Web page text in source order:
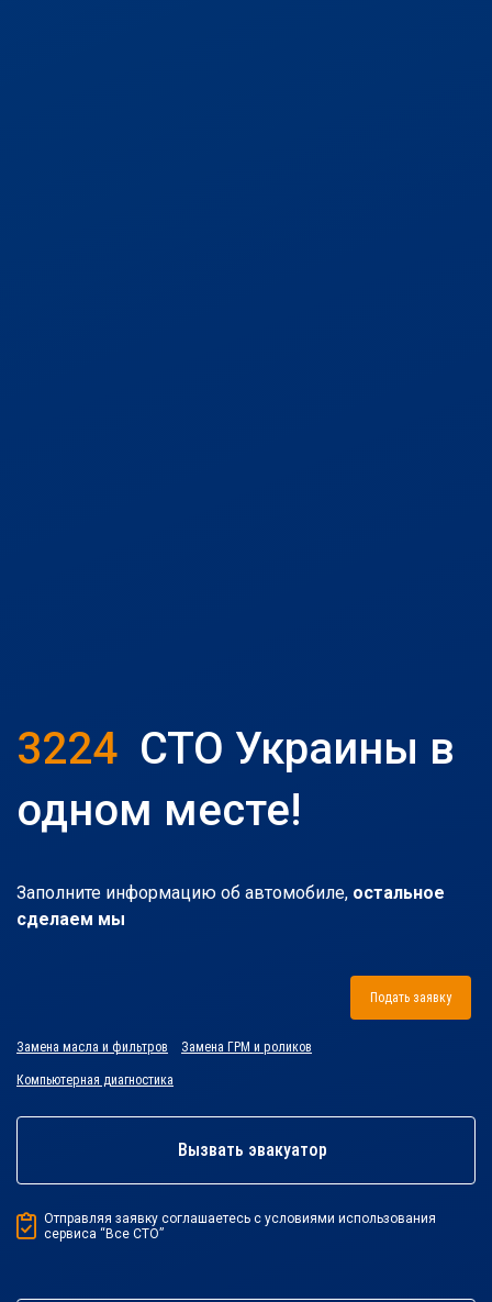
3224 СТО Украины в
одном месте!
Заполните информацию об автомобиле, остальное
сделаем мы
Подать заявку
Замена масла и фильтров Замена ГРМ и роликов
Компьютерная диагностика
Вызвать эвакуатор
Отправляя заявку соглашаетесь с условиями использования
сервиса “Все СТО”